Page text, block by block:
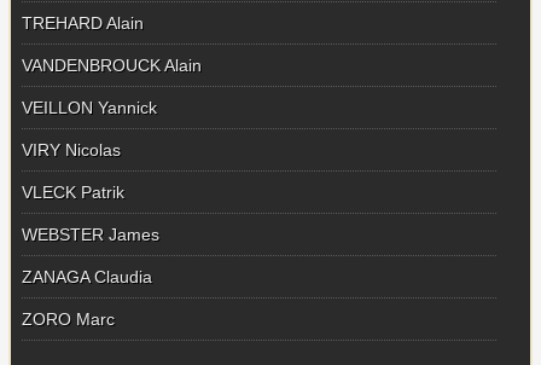
TREHARD Alain
VANDENBROUCK Alain
VEILLON Yannick
VIRY Nicolas
VLECK Patrik
WEBSTER James
ZANAGA Claudia
ZORO Marc